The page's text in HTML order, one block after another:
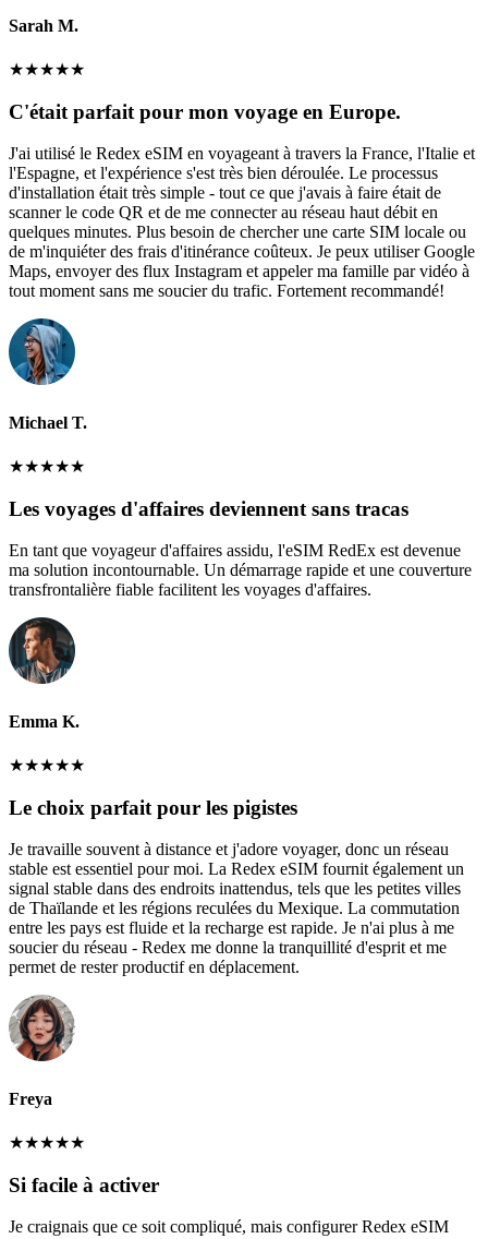
Sarah M.
★★★★★
C'était parfait pour mon voyage en Europe.
J'ai utilisé le Redex eSIM en voyageant à travers la France, l'Italie et
l'Espagne, et l'expérience s'est très bien déroulée. Le processus
d'installation était très simple - tout ce que j'avais à faire était de
scanner le code QR et de me connecter au réseau haut débit en
quelques minutes. Plus besoin de chercher une carte SIM locale ou
de m'inquiéter des frais d'itinérance coûteux. Je peux utiliser Google
Maps, envoyer des flux Instagram et appeler ma famille par vidéo à
tout moment sans me soucier du trafic. Fortement recommandé!
Michael T.
★★★★★
Les voyages d'affaires deviennent sans tracas
En tant que voyageur d'affaires assidu, l'eSIM RedEx est devenue
ma solution incontournable. Un démarrage rapide et une couverture
transfrontalière fiable facilitent les voyages d'affaires.
Emma K.
★★★★★
Le choix parfait pour les pigistes
Je travaille souvent à distance et j'adore voyager, donc un réseau
stable est essentiel pour moi. La Redex eSIM fournit également un
signal stable dans des endroits inattendus, tels que les petites villes
de Thaïlande et les régions reculées du Mexique. La commutation
entre les pays est fluide et la recharge est rapide. Je n'ai plus à me
soucier du réseau - Redex me donne la tranquillité d'esprit et me
permet de rester productif en déplacement.
Freya
★★★★★
Si facile à activer
Je craignais que ce soit compliqué, mais configurer Redex eSIM